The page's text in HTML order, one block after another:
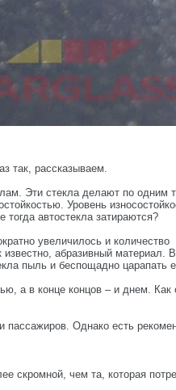
так, рассказываем.
Эти стекла делают по одним
Уровень
автостекла затираются?
увеличилось и количество
абразивный материал.
пыль и беспощадно царапать
а в конце концов – и днем. Как
пассажиров. Однако есть
скромной, чем та, которая